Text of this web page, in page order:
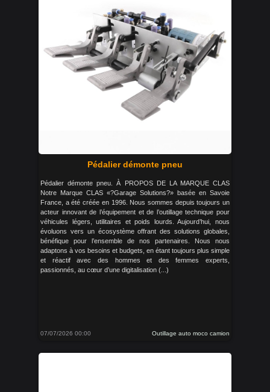
Pédalier démonte pneu
Pédalier démonte pneu. À PROPOS DE LA MARQUE CLAS
Notre Marque CLAS «?Garage Solutions?» basée en Savoie
France, a été créée en 1996. Nous sommes depuis toujours un
acteur innovant de l’équipement et de l’outillage technique pour
véhicules légers, utilitaires et poids lourds. Aujourd’hui, nous
évoluons vers un écosystème offrant des solutions globales,
bénéfique pour l’ensemble de nos partenaires. Nous nous
adaptons à vos besoins et budgets, en étant toujours plus simple
et réactif avec des hommes et des femmes experts,
passionnés, au cœur d’une digitalisation (...)
07/07/2026 00:00 Outillage auto moco camion